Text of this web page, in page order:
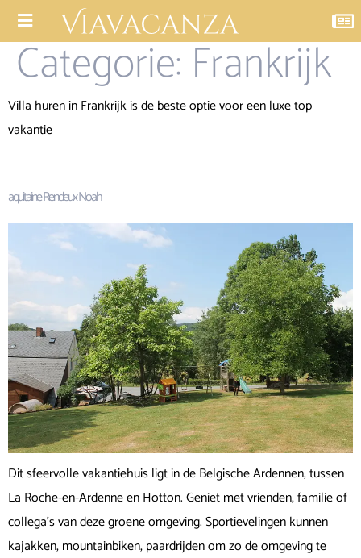
Categorie:Frankrijk
Villa huren in Frankrijk is de beste optie voor een luxe top
vakantie
aquitaine Rendeux Noah
Dit sfeervolle vakantiehuis ligt in de Belgische Ardennen, tussen
La Roche-en-Ardenne en Hotton. Geniet met vrienden, familie of
collega’s van deze groene omgeving. Sportievelingen kunnen
kajakken, mountainbiken, paardrijden om zo de omgeving te